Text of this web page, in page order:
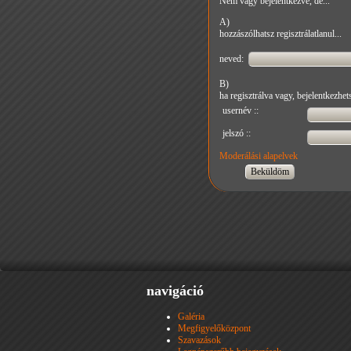
A)
hozzászólhatsz regisztrálatlanul...
neved:
B)
ha regisztrálva vagy,
usernév ::
jelszó ::
Moderálási alapelvek
navigáció
Galéria
Megfigyelőközpont
Szavazások